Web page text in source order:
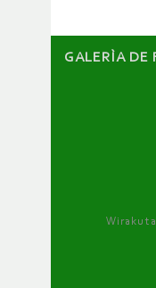
GALERÌA DE